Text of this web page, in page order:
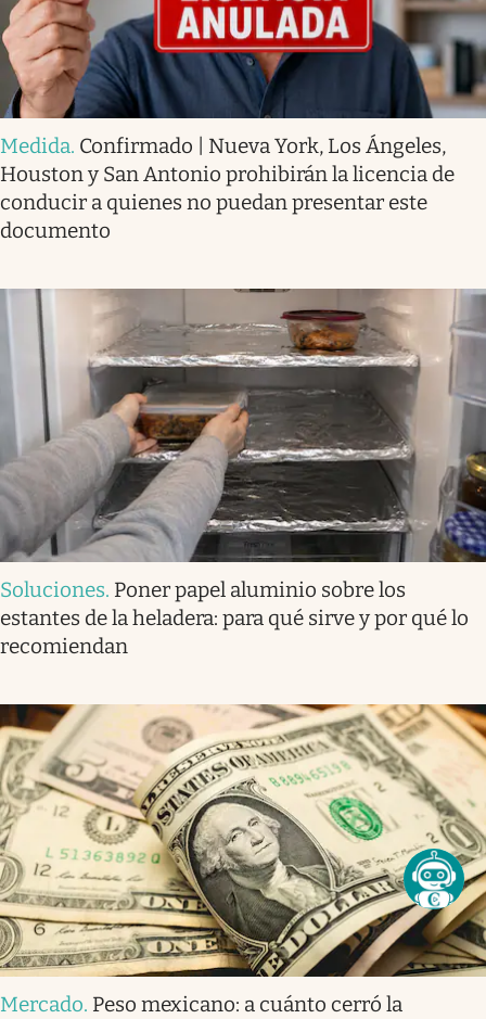
Medida. Confirmado | Nueva York, Los Ángeles,
Houston y San Antonio prohibirán la licencia de
conducir a quienes no puedan presentar este
documento
Soluciones. Poner papel aluminio sobre los
estantes de la heladera: para qué sirve y por qué lo
recomiendan
Mercado. Peso mexicano: a cuánto cerró la